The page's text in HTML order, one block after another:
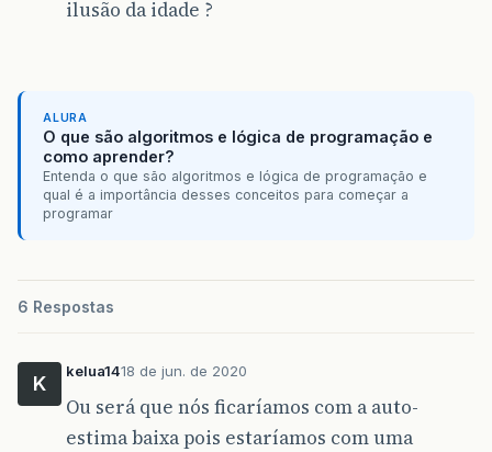
ilusão da idade ?
ALURA
O que são algoritmos e lógica de programação e
como aprender?
Entenda o que são algoritmos e lógica de programação e
qual é a importância desses conceitos para começar a
programar
6 Respostas
K
kelua1418 de jun. de 2020
Ou será que nós ficaríamos com a auto-
estima baixa pois estaríamos com uma